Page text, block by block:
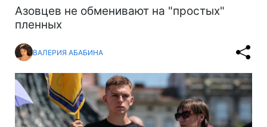
Азовцев не обменивают на "простых"
пленных
ВАЛЕРИЯ АБАБИНА